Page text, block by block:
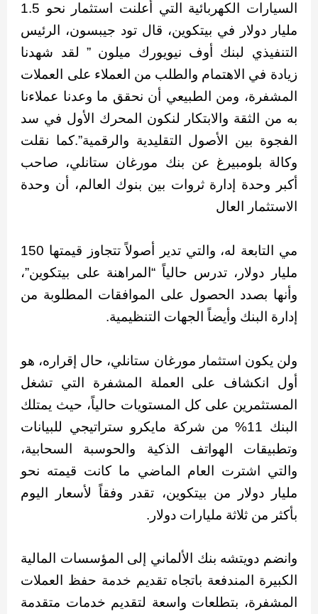
السيارات الكهربائية التي أعلنت استثمار نحو 1.5
مليار دولار في بيتكوين، قال تود جيبسون، الرئيس
التنفيذي لبنك أوف نيويورك ميلون ” لقد شهدنا
زيادة في الاهتمام والطلب من العملاء على العملات
المشفرة، ومن الطبيعي أن نحقق ما وعدنا عملاءنا
به من الثقة والابتكار لنكون المحرك الأول في سد
الفجوة بين الأصول التقليدية والرقمية”.كما نقلت
وكالة بلومبيرغ عن بنك مورغان ستانلي، صاحب
أكبر وحدة إدارة ثروات بين بنوك العالم، أن وحدة
الاستثمار العال
مي التابعة له، والتي تدير أصولاً تتجاوز قيمتها 150
مليار دولار، تدرس حالياً “المراهنة على بيتكوين”،
وأنها بصدد الحصول على الموافقات المطلوبة من
إدارة البنك وأيضاً الجهات التنظيمية.
ولن يكون استثمار مورغان ستانلي، حال إقراره، هو
أول انكشاف على العملة المشفرة التي تشغل
المستثمرين على كل المستويات حالياً، حيث يمتلك
البنك 11% من شركة مايكرو ستراتيجي للبيانات
وتطبيقات الهواتف الذكية والحوسبة السحابية،
والتي اشترت العام الماضي ما كانت قيمته نحو
مليار دولار من بيتكوين، تقدر وفقاً لأسعار اليوم
بأكثر من ثلاثة مليارات دولار.
وانضم دويتشه بنك الألماني إلى المؤسسات المالية
الكبيرة المندفعة باتجاه تقديم خدمة حفظ العملات
المشفرة، بتطلعات واسعة لتقديم خدمات متقدمة